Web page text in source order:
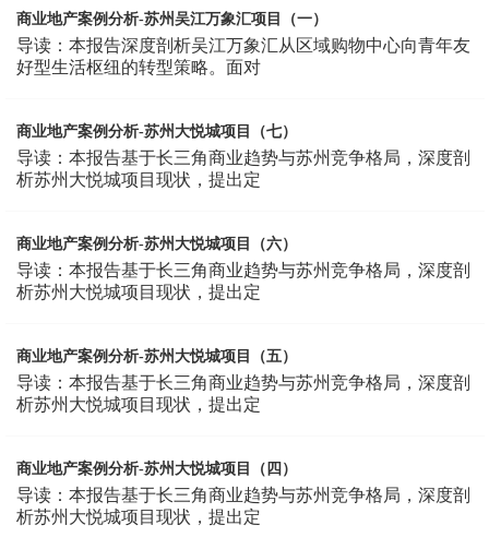
商业地产案例分析-苏州吴江万象汇项目（一）
导读：本报告深度剖析吴江万象汇从区域购物中心向青年友
好型生活枢纽的转型策略。面对
商业地产案例分析-苏州大悦城项目（七）
导读：本报告基于长三角商业趋势与苏州竞争格局，深度剖
析苏州大悦城项目现状，提出定
商业地产案例分析-苏州大悦城项目（六）
导读：本报告基于长三角商业趋势与苏州竞争格局，深度剖
析苏州大悦城项目现状，提出定
商业地产案例分析-苏州大悦城项目（五）
导读：本报告基于长三角商业趋势与苏州竞争格局，深度剖
析苏州大悦城项目现状，提出定
商业地产案例分析-苏州大悦城项目（四）
导读：本报告基于长三角商业趋势与苏州竞争格局，深度剖
析苏州大悦城项目现状，提出定